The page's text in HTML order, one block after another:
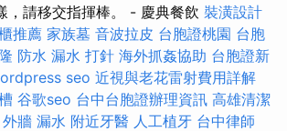
，請移交指揮棒。 - 慶典餐飲 裝潢設計
推薦 家族墓 音波拉皮 台胞證桃園 台胞
防水 漏水 打針 海外抓姦協助 台胞證新
seo 近視與老花雷射費用詳解
谷歌seo 台中台胞證辦理資訊 高雄清潔
外牆 漏水 附近牙醫 人工植牙 台中律師